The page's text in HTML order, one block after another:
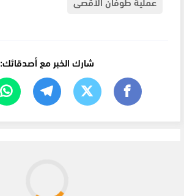
شارك الخبر مع أصدقائك: